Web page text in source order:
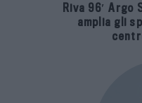
Riva 96′ Argo
amplia gli